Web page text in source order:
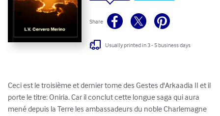
Share
Usually printed in 3 - 5 business days
Ceci est le troisième et dernier tome des Gestes d'Arkaadia II et il
porte le titre: Oniria. Car il conclut cette longue saga qui aura
mené depuis la Terre les ambassadeurs du noble Charlemagne